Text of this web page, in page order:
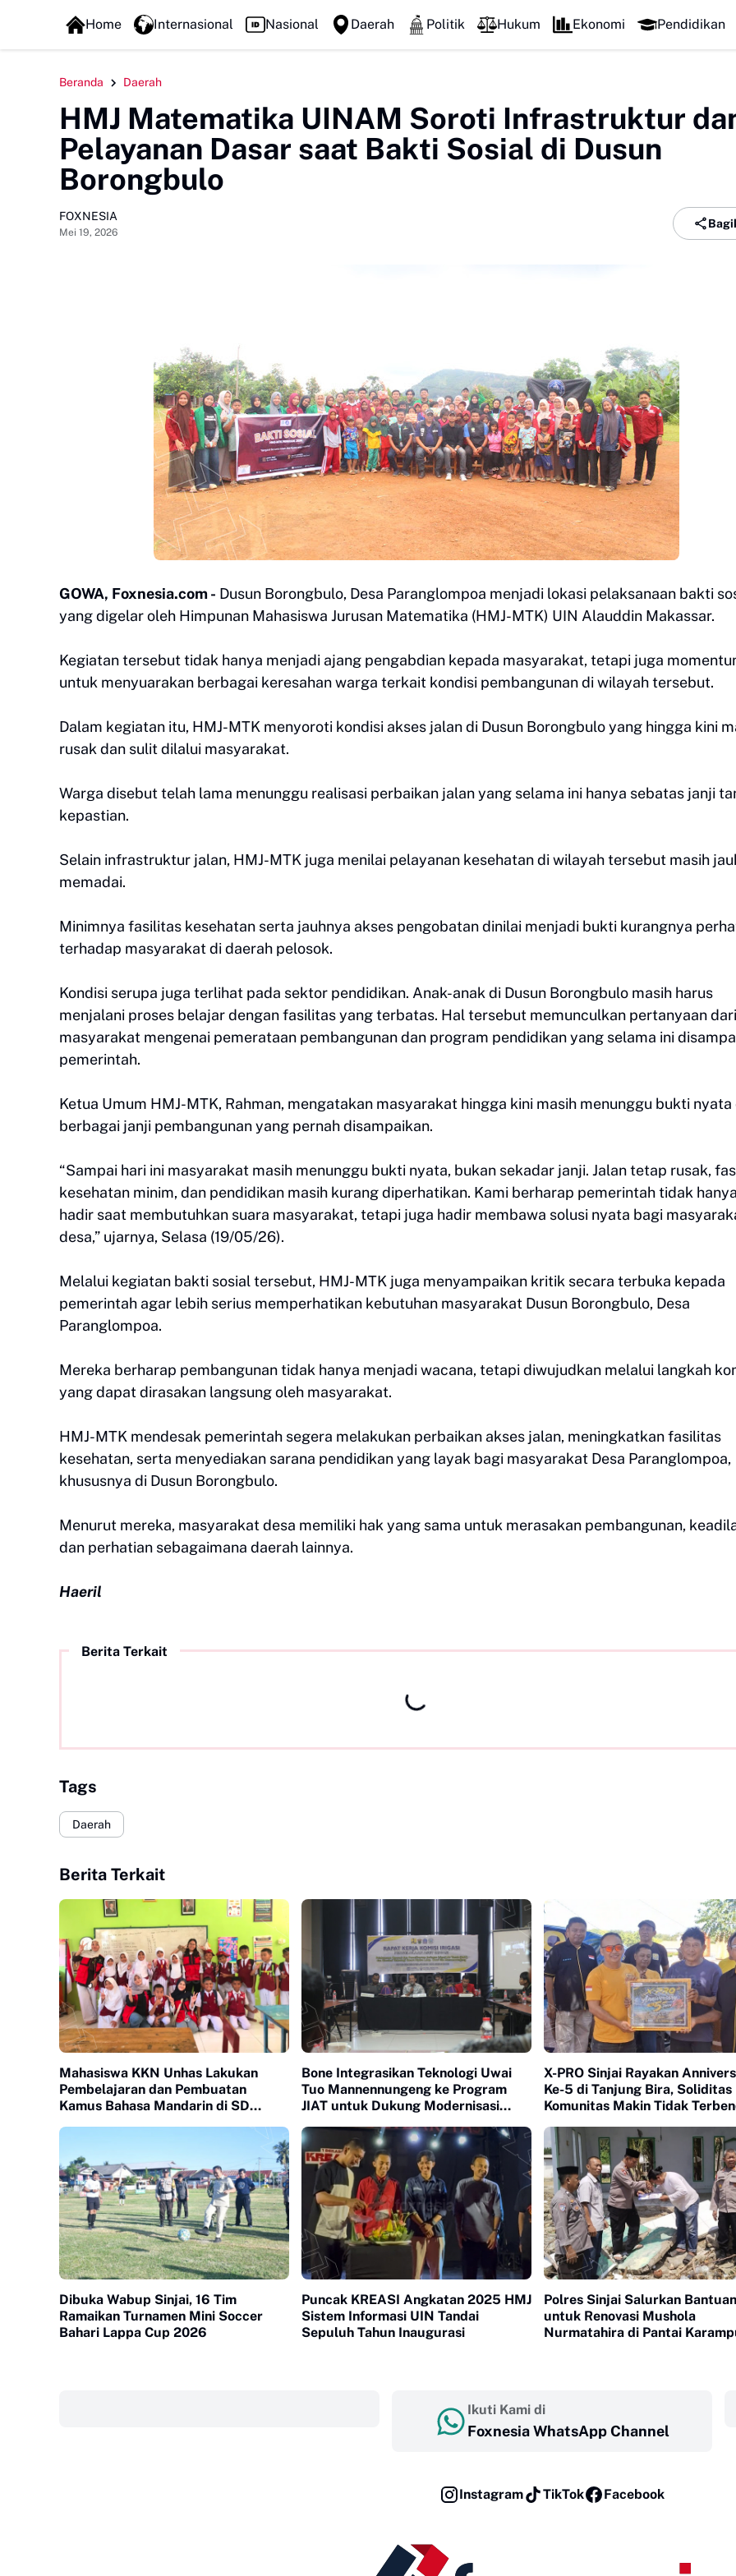
FOXLINE NEWS
Home Internasional Nasional Daerah Politik Hukum Ekonomi Pendidikan
Beranda Daerah
HMJ Matematika UINAM Soroti Infrastruktur
Pelayanan Dasar saat Bakti Sosial di Dusun
Borongbulo
FOXNESIA
Mei 19, 2026
GOWA, Foxnesia.com - Dusun Borongbulo, Desa Paranglompoa menjadi lokasi pelaksanaan bakti
yang digelar oleh Himpunan Mahasiswa Jurusan Matematika (HMJ-MTK) UIN Alauddin Makassar.
Kegiatan tersebut tidak hanya menjadi ajang pengabdian kepada masyarakat, tetapi juga
untuk menyuarakan berbagai keresahan warga terkait kondisi pembangunan di wilayah tersebut.
Dalam kegiatan itu, HMJ-MTK menyoroti kondisi akses jalan di Dusun Borongbulo yang hingga kini
rusak dan sulit dilalui masyarakat.
Warga disebut telah lama menunggu realisasi perbaikan jalan yang selama ini hanya sebatas janji
kepastian.
Selain infrastruktur jalan, HMJ-MTK juga menilai pelayanan kesehatan di wilayah tersebut masih
memadai.
Minimnya fasilitas kesehatan serta jauhnya akses pengobatan dinilai menjadi bukti kurangnya
terhadap masyarakat di daerah pelosok.
Kondisi serupa juga terlihat pada sektor pendidikan. Anak-anak di Dusun Borongbulo masih harus
menjalani proses belajar dengan fasilitas yang terbatas. Hal tersebut memunculkan pertanyaan dari
masyarakat mengenai pemerataan pembangunan dan program pendidikan yang selama ini
pemerintah.
Ketua Umum HMJ-MTK, Rahman, mengatakan masyarakat hingga kini masih menunggu bukti nyata
berbagai janji pembangunan yang pernah disampaikan.
“Sampai hari ini masyarakat masih menunggu bukti nyata, bukan sekadar janji. Jalan tetap rusak,
kesehatan minim, dan pendidikan masih kurang diperhatikan. Kami berharap pemerintah tidak
hadir saat membutuhkan suara masyarakat, tetapi juga hadir membawa solusi nyata bagi
desa,” ujarnya, Selasa (19/05/26).
Melalui kegiatan bakti sosial tersebut, HMJ-MTK juga menyampaikan kritik secara terbuka kepada
pemerintah agar lebih serius memperhatikan kebutuhan masyarakat Dusun Borongbulo, Desa
Paranglompoa.
Mereka berharap pembangunan tidak hanya menjadi wacana, tetapi diwujudkan melalui langkah
yang dapat dirasakan langsung oleh masyarakat.
HMJ-MTK mendesak pemerintah segera melakukan perbaikan akses jalan, meningkatkan fasilitas
kesehatan, serta menyediakan sarana pendidikan yang layak bagi masyarakat Desa Paranglompoa,
khususnya di Dusun Borongbulo.
Menurut mereka, masyarakat desa memiliki hak yang sama untuk merasakan pembangunan,
dan perhatian sebagaimana daerah lainnya.
Haeril
Berita Terkait
Tags
Daerah
Berita Terkait
Mahasiswa KKN Unhas Lakukan
Pembelajaran dan Pembuatan
Kamus Bahasa Mandarin di SD
Bone Integrasikan Teknologi Uwai
Tuo Mannennungeng ke Program
JIAT untuk Dukung Modernisasi
X-PRO Sinjai Rayakan
Ke-5 di Tanjung Bira, Soliditas
Komunitas Makin Tidak
Dibuka Wabup Sinjai, 16 Tim
Ramaikan Turnamen Mini Soccer
Bahari Lappa Cup 2026
Puncak KREASI Angkatan 2025 HMJ
Sistem Informasi UIN Tandai
Sepuluh Tahun Inaugurasi
Polres Sinjai Salurkan Bantuan
untuk Renovasi Mushola
Nurmatahira di Pantai
Ikuti Kami di
Foxnesia WhatsApp Channel
Instagram TikTok Facebook